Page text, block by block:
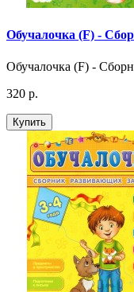
Обучалочка (F) -
Обучалочка (F) -
320 р.
Купить